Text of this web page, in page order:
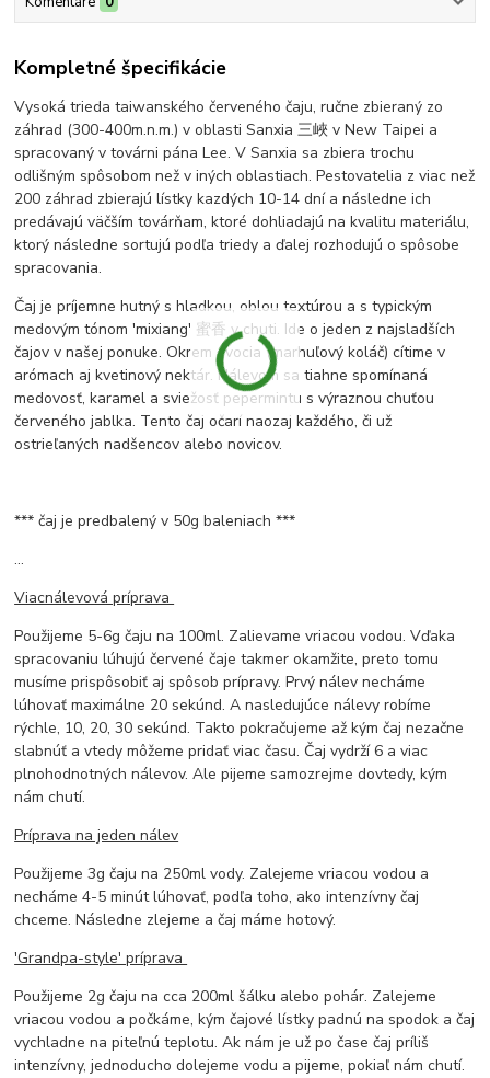
Kompletné špecifikácie
Vysoká trieda taiwanského červeného čaju, ručne zbieraný zo
záhrad (300-400m.n.m.) v oblasti Sanxia 三峽 v New Taipei a
spracovaný v továrni pána Lee. V Sanxia sa zbiera trochu
odlišným spôsobom než v iných oblastiach. Pestovatelia z viac než
200 záhrad zbierajú lístky kazdých 10-14 dní a následne ich
predávajú väčším továrňam, ktoré dohliadajú na kvalitu materiálu,
ktorý následne sortujú podľa triedy a ďalej rozhodujú o spôsobe
spracovania.
Čaj je príjemne hutný s hladkou, oblou textúrou a s typickým
medovým tónom 'mixiang' 蜜香 v chuti. Ide o jeden z najsladších
čajov v našej ponuke. Okrem ovocia (marhuľový koláč) cítime v
arómach aj kvetinový nektár. Nálevom sa tiahne spomínaná
medovosť, karamel a sviežosť pepermintu s výraznou chuťou
červeného jablka. Tento čaj očarí naozaj každého, či už
ostrieľaných nadšencov alebo novicov.
*** čaj je predbalený v 50g baleniach ***
...
Viacnálevová príprava
Použijeme 5-6g čaju na 100ml. Zalievame vriacou vodou. Vďaka
spracovaniu lúhujú červené čaje takmer okamžite, preto tomu
musíme prispôsobiť aj spôsob prípravy. Prvý nálev necháme
lúhovať maximálne 20 sekúnd. A nasledujúce nálevy robíme
rýchle, 10, 20, 30 sekúnd. Takto pokračujeme až kým čaj nezačne
slabnúť a vtedy môžeme pridať viac času. Čaj vydrží 6 a viac
plnohodnotných nálevov. Ale pijeme samozrejme dovtedy, kým
nám chutí.
Príprava na jeden nálev
Použijeme 3g čaju na 250ml vody. Zalejeme vriacou vodou a
necháme 4-5 minút lúhovať, podľa toho, ako intenzívny čaj
chceme. Následne zlejeme a čaj máme hotový.
'Grandpa-style' príprava
Použijeme 2g čaju na cca 200ml šálku alebo pohár. Zalejeme
vriacou vodou a počkáme, kým čajové lístky padnú na spodok a čaj
vychladne na piteľnú teplotu. Ak nám je už po čase čaj príliš
intenzívny, jednoducho dolejeme vodu a pijeme, pokiaľ nám chutí.